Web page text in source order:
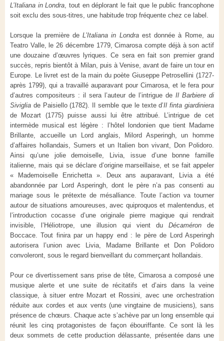
L’Italiana in Londra, tout en déplorant le fait que le public francophone
soit exclu des sous-titres, une habitude trop fréquente chez ce label.
Lorsque la première deL’Italiana in Londra est donnée à Rome, au
Teatro Valle, le 26 décembre 1779, Cimarosa compte déjà à son actif
une douzaine d’œuvres lyriques. Ce sera en fait son premier grand
succès, repris bientôt à Milan, puis à Venise, avant de faire un tour en
Europe. Le livret est de la main du poète Giuseppe Petrosellini (1727-
après 1799), qui a travaillé auparavant pour Cimarosa, et le fera pour
d’autres compositeurs : il sera l’auteur de l’intrigue de Il Barbiere di
Siviglia de Paisiello (1782). Il semble que le texte d’Il finta giardiniera
de Mozart (1775) puisse aussi lui être attribué. L’intrigue de cet
intermède musical est légère : l’hôtel londonien que tient Madame
Brillante, accueille un Lord anglais, Milord Asperingh, un homme
d’affaires hollandais, Sumers et un Italien bon vivant, Don Polidoro.
Ainsi qu’une jolie demoiselle, Livia, issue d’une bonne famille
italienne, mais qui se déclare d’origine marseillaise, et se fait appeler
« Mademoiselle Enrichetta ». Deux ans auparavant, Livia a été
abandonnée par Lord Asperingh, dont le père n’a pas consenti au
mariage sous le prétexte de mésalliance. Toute l’action va tourner
autour de situations amoureuses, avec quiproquos et malentendus, et
l’introduction cocasse d’une originale pierre magique qui rendrait
invisible, l’Héliotrope, une illusion qui vient du Décaméronde
Boccace. Tout finira par un happy end : le père de Lord Asperingh
autorisera l’union avec Livia, Madame Brillante et Don Polidoro
convoleront, sous le regard bienveillant du commerçant hollandais.
Pour ce divertissement sans prise de tête, Cimarosa a composé une
musique alerte et une suite de récitatifs et d’airs dans la veine
classique, à situer entre Mozart et Rossini, avec une orchestration
réduite aux cordes et aux vents (une vingtaine de musiciens), sans
présence de chœurs. Chaque acte s’achève par un long ensemble qui
réunit les cinq protagonistes de façon ébouriffante. Ce sont là les
deux sommets de cette production délassante, présentée dans une